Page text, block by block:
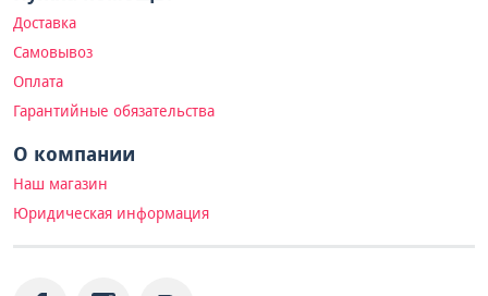
Доставка
Самовывоз
Оплата
Гарантийные обязательства
О компании
Наш магазин
Юридическая информация